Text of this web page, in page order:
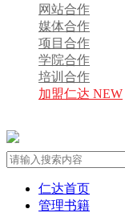
网站合作
媒体合作
项目合作
学院合作
培训合作
加盟仁达 NEW
仁达首页
管理书籍